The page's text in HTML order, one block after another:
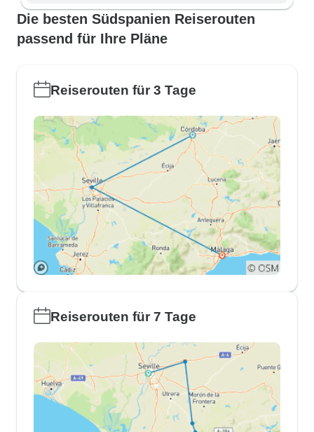
Die besten Südspanien Reiserouten
passend für Ihre Pläne
Reiserouten für 3 Tage
Reiserouten für 7 Tage